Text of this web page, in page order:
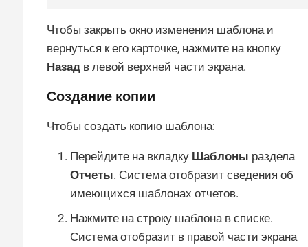
Чтобы закрыть окно изменения шаблона и
вернуться к его карточке, нажмите на кнопку
Назад в левой верхней части экрана.
Создание копии
Чтобы создать копию шаблона:
Перейдите на вкладку Шаблоны раздела
Отчеты. Система отобразит сведения об
имеющихся шаблонах отчетов.
Нажмите на строку шаблона в списке.
Система отобразит в правой части экрана